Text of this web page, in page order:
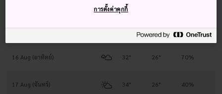
34°
15 Aug (เสาร์) 33° 26° 80%
16 Aug (อาทิตย์) 32° 26° 70%
17 Aug (จันทร์) 34° 26° 40%
การตั้งค่าคุกกี้